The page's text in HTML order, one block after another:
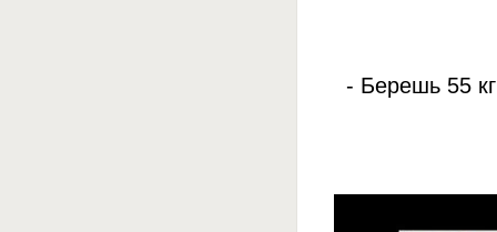
- Берешь 55